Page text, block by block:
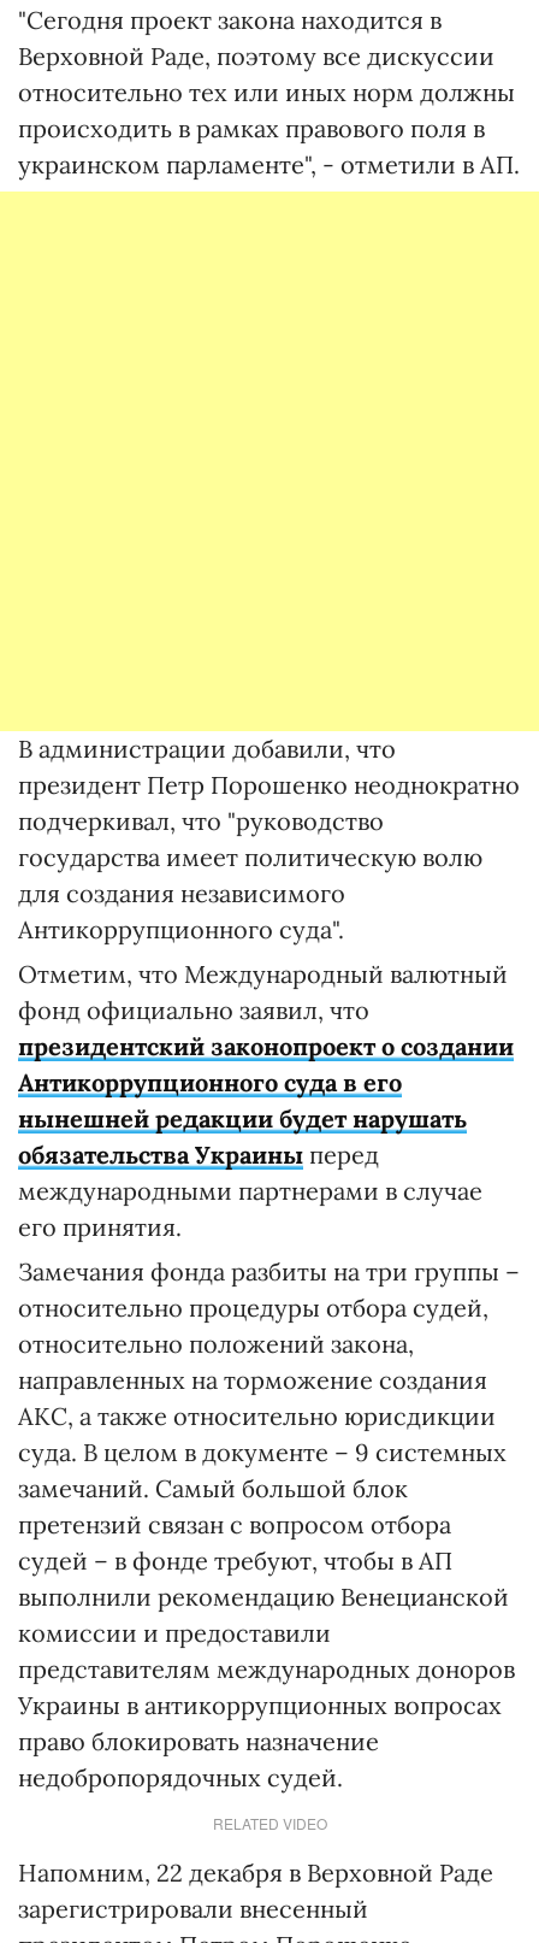
"Сегодня проект закона находится в
Верховной Раде, поэтому все дискуссии
относительно тех или иных норм должны
происходить в рамках правового поля в
украинском парламенте", - отметили в АП.
В администрации добавили, что
президент Петр Порошенко неоднократно
подчеркивал, что "руководство
государства имеет политическую волю
для создания независимого
Антикоррупционного суда".
Отметим, что Международный валютный
фонд официально заявил, что
президентский законопроект о создании
Антикоррупционного суда в его
нынешней редакции будет нарушать
обязательства Украины перед
международными партнерами в случае
его принятия.
Замечания фонда разбиты на три группы –
относительно процедуры отбора судей,
относительно положений закона,
направленных на торможение создания
АКС, а также относительно юрисдикции
суда. В целом в документе – 9 системных
замечаний. Самый большой блок
претензий связан с вопросом отбора
судей – в фонде требуют, чтобы в АП
выполнили рекомендацию Венецианской
комиссии и предоставили
представителям международных доноров
Украины в антикоррупционных вопросах
право блокировать назначение
недобропорядочных судей.
RELATED VIDEO
Напомним, 22 декабря в Верховной Раде
зарегистрировали внесенный